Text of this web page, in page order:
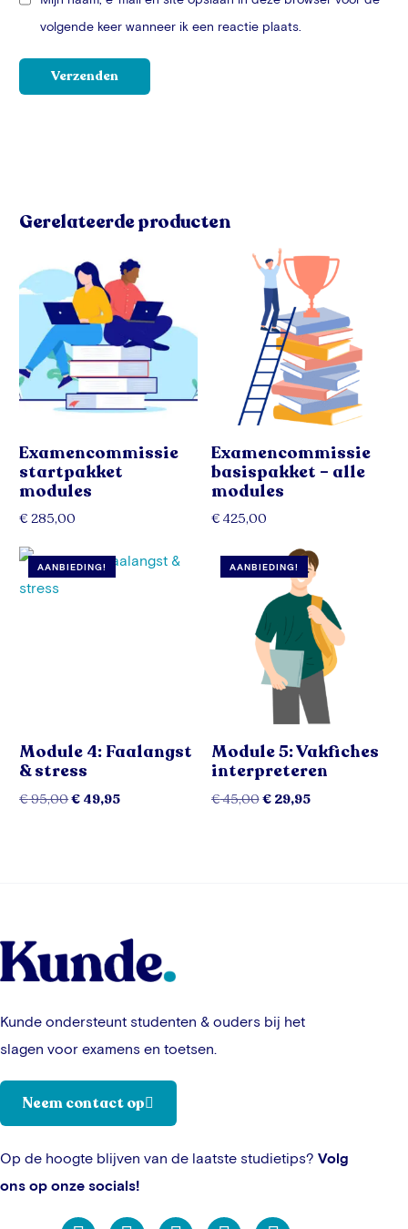
volgende keer wanneer ik een reactie plaats.
Gerelateerde producten
Examencommissie
startpakket
modules
€ 285,00
Toevoegen aan winkelwagen
Examencommissie
basispakket – alle
modules
€ 425,00
Toevoegen aan winkelwagen
AANBIEDING!
Module 4: Faalangst
& stress
€95,00€ 49,95
AANBIEDING!
Module 5: Vakfiches
interpreteren
€45,00€29,95
Kunde ondersteunt studenten & ouders bij het
slagen voor examens en toetsen.
Neem contact op
Op de hoogte blijven van de laatste studietips? Volg
ons op onze socials!